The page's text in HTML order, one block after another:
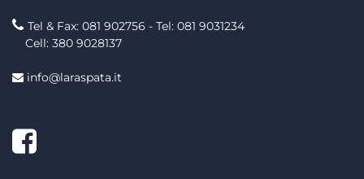
Tel & Fax: 081 902756 - Tel: 081 9031234
Cell: 380 9028137
info@laraspata.it
Facebook